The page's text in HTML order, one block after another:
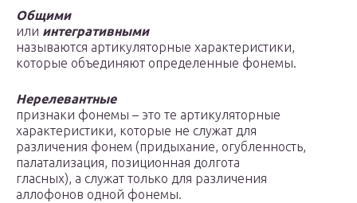
Общими
или интегративными
называются артикуляторные характеристики,
которые объединяют определенные фонемы.
Нерелевантные
признаки фонемы – это те артикуляторные
характеристики, которые не служат для
различения фонем (придыхание, огубленность,
палатализация, позиционная долгота
гласных), а служат только для различения
аллофонов одной фонемы.